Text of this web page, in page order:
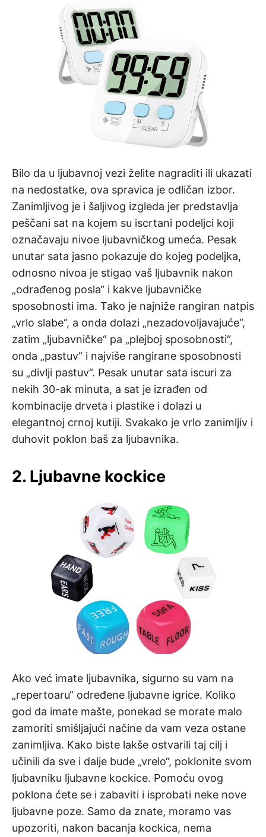
Bilo da u ljubavnoj vezi želite nagraditi ili ukazati
na nedostatke, ova spravica je odličan izbor.
Zanimljivog je i šaljivog izgleda jer predstavlja
peščani sat na kojem su iscrtani podeljci koji
označavaju nivoe ljubavničkog umeća. Pesak
unutar sata jasno pokazuje do kojeg podeljka,
odnosno nivoa je stigao vaš ljubavnik nakon
„odrađenog posla“ i kakve ljubavničke
sposobnosti ima. Tako je najniže rangiran natpis
„vrlo slabe“, a onda dolazi „nezadovoljavajuće“,
zatim „ljubavničke“ pa „plejboj sposobnosti“,
onda „pastuv“ i najviše rangirane sposobnosti
su „divlji pastuv“. Pesak unutar sata iscuri za
nekih 30-ak minuta, a sat je izrađen od
kombinacije drveta i plastike i dolazi u
elegantnoj crnoj kutiji. Svakako je vrlo zanimljiv i
duhovit poklon baš za ljubavnika.
2. Ljubavne kockice
Ako već imate ljubavnika, sigurno su vam na
„repertoaru“ određene ljubavne igrice. Koliko
god da imate mašte, ponekad se morate malo
zamoriti smišljajući načine da vam veza ostane
zanimljiva. Kako biste lakše ostvarili taj cilj i
učinili da sve i dalje bude „vrelo“, poklonite svom
ljubavniku ljubavne kockice. Pomoću ovog
poklona ćete se i zabaviti i isprobati neke nove
ljubavne poze. Samo da znate, moramo vas
upozoriti, nakon bacanja kockica, nema